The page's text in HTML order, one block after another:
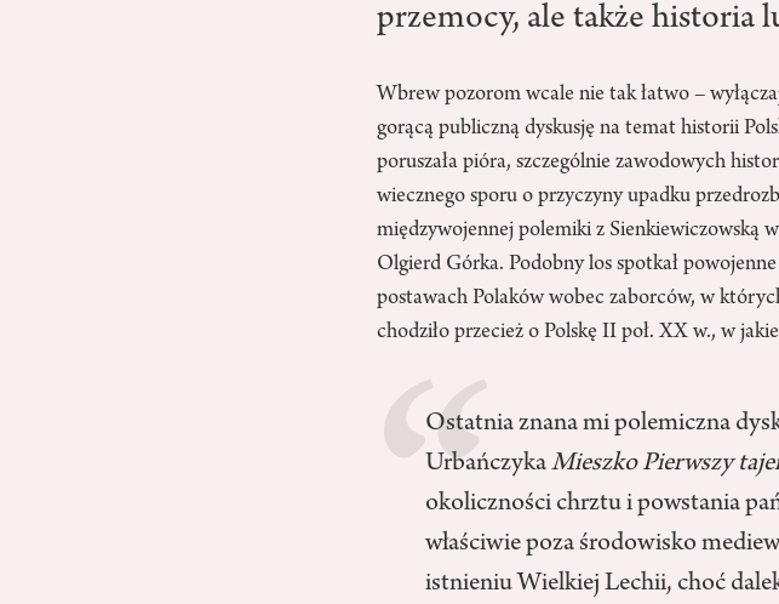
przemocy, ale także historia
Wbrew pozorom wcale nie tak łatwo –
gorącą publiczną dyskusję na temat historii
poruszała pióra, szczególnie zawodowych
wiecznego sporu o przyczyny upadku
międzywojennej polemiki z Sienkiewiczowską
Olgierd Górka. Podobny los spotkał
postawach Polaków wobec zaborców, w
chodziło przecież o Polskę II poł. XX w., w
Ostatnia znana mi polemiczna
UrbańczykaMieszko Pierwszy
okoliczności chrztu i powstania
właściwie poza środowisko
istnieniu Wielkiej Lechii, choć